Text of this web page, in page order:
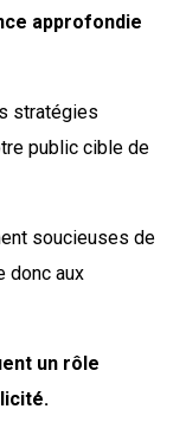
approfondie
stratégies
public cible de
soucieuses de
donc aux
un rôle